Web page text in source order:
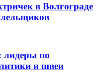
в Волгограде
лидеры по
и швеи